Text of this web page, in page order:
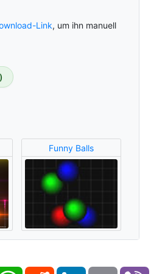
Link, um ihn manuell
Funny Balls